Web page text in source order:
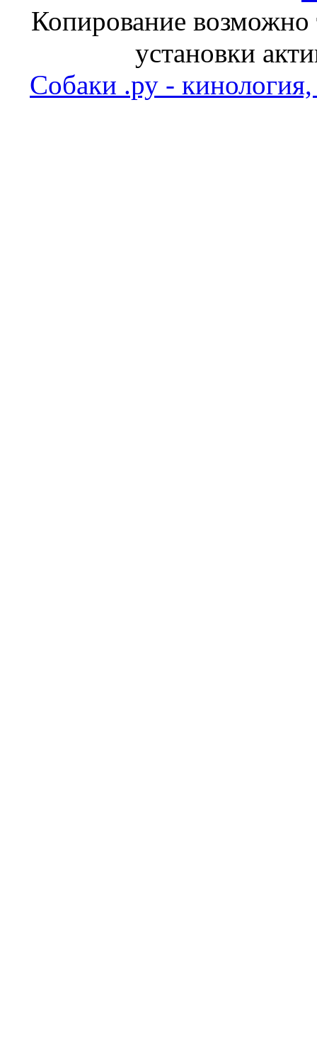
Копирование возможно
установки
Собаки .ру - кинология,